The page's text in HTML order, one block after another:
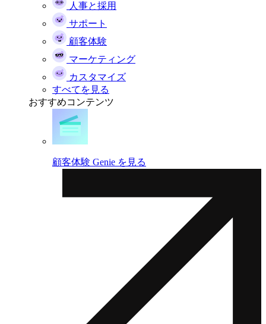
人事と採用
サポート
顧客体験
マーケティング
カスタマイズ
すべてを見る
おすすめコンテンツ
顧客体験 Genie を見る